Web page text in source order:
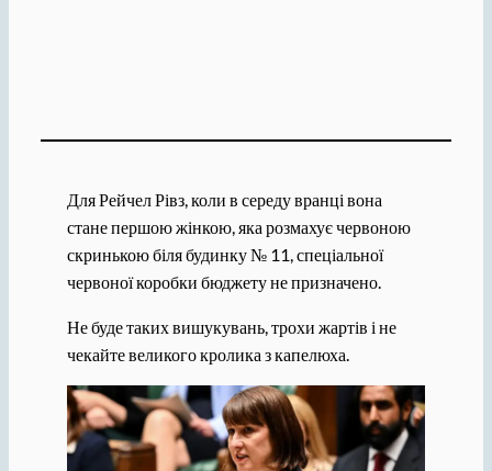
Для Рейчел Рівз, коли в середу вранці вона
стане першою жінкою, яка розмахує червоною
скринькою біля будинку № 11, спеціальної
червоної коробки бюджету не призначено.
Не буде таких вишукувань, трохи жартів і не
чекайте великого кролика з капелюха.